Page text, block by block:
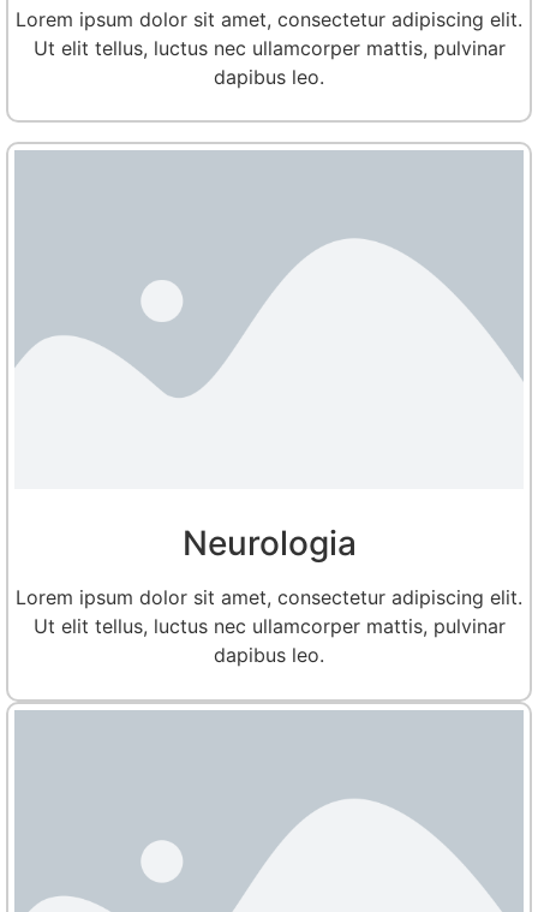
Lorem ipsum dolor sit amet, consectetur adipiscing elit.
Ut elit tellus, luctus nec ullamcorper mattis, pulvinar
dapibus leo.
Neurologia
Lorem ipsum dolor sit amet, consectetur adipiscing elit.
Ut elit tellus, luctus nec ullamcorper mattis, pulvinar
dapibus leo.